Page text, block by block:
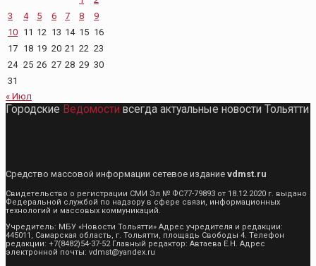
3
4 5 6 7 8
9
10 11 12 13 14 15 16
17 18 19 20 21 22 23
24 25 26 27 28 29 30
31
« Июл
Городские Ведомости всегда актуальные новости Тольятти
Средство массовой информации сетевое издание vdmst.ru
Свидетельство о регистрации СМИ Эл № ФС77-79893 от 18.12.2020 г. выдано
Федеральной службой по надзору в сфере связи, информационных
технологий и массовых коммуникаций.
Учредитель: МБУ «Новости Тольятти» Адрес учредителя и редакции:
445011, Самарская область, г. Тольятти, площадь Свободы 4. Телефон
редакции: +7(8482)54-37-52 Главный редактор: Автаева Е.Н. Адрес
электронной почты: vdmst@yandex.ru